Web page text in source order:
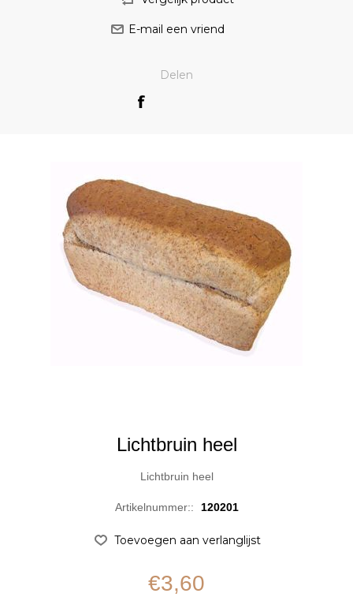
Delen
Lichtbruin heel
Lichtbruin heel
Artikelnummer:: 120201
€3,60